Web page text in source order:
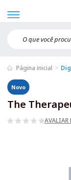
Página inicial
Novo
The
AVALIAR